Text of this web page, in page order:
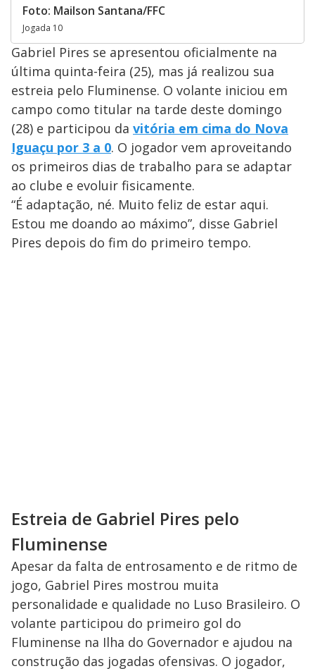
Foto: Mailson Santana/FFC
Jogada 10
Gabriel Pires se apresentou oficialmente na
última quinta-feira (25), mas já realizou sua
estreia pelo Fluminense. O volante iniciou em
campo como titular na tarde deste domingo
(28) e participou da vitória em cima do Nova
Iguaçu por 3 a 0. O jogador vem aproveitando
os primeiros dias de trabalho para se adaptar
ao clube e evoluir fisicamente.
“É adaptação, né. Muito feliz de estar aqui.
Estou me doando ao máximo”, disse Gabriel
Pires depois do fim do primeiro tempo.
Estreia de Gabriel Pires pelo
Fluminense
Apesar da falta de entrosamento e de ritmo de
jogo, Gabriel Pires mostrou muita
personalidade e qualidade no Luso Brasileiro. O
volante participou do primeiro gol do
Fluminense na Ilha do Governador e ajudou na
construção das jogadas ofensivas. O jogador,